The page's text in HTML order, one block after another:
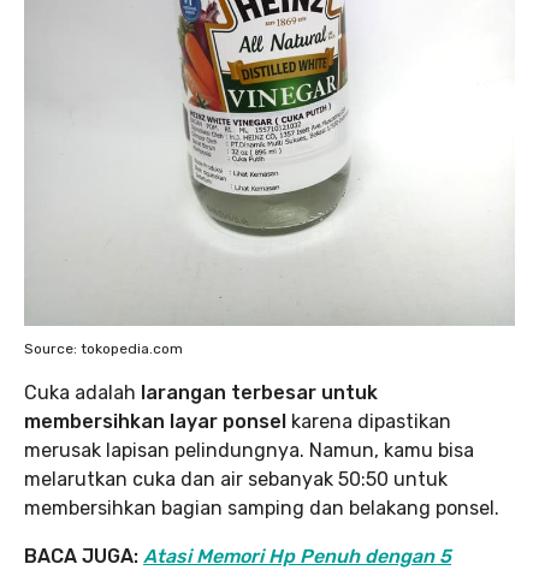
Source: tokopedia.com
Cuka adalah larangan terbesar untuk
membersihkan layar ponsel karena dipastikan
merusak lapisan pelindungnya. Namun, kamu bisa
melarutkan cuka dan air sebanyak 50:50 untuk
membersihkan bagian samping dan belakang ponsel.
BACA JUGA: Atasi Memori Hp Penuh dengan 5